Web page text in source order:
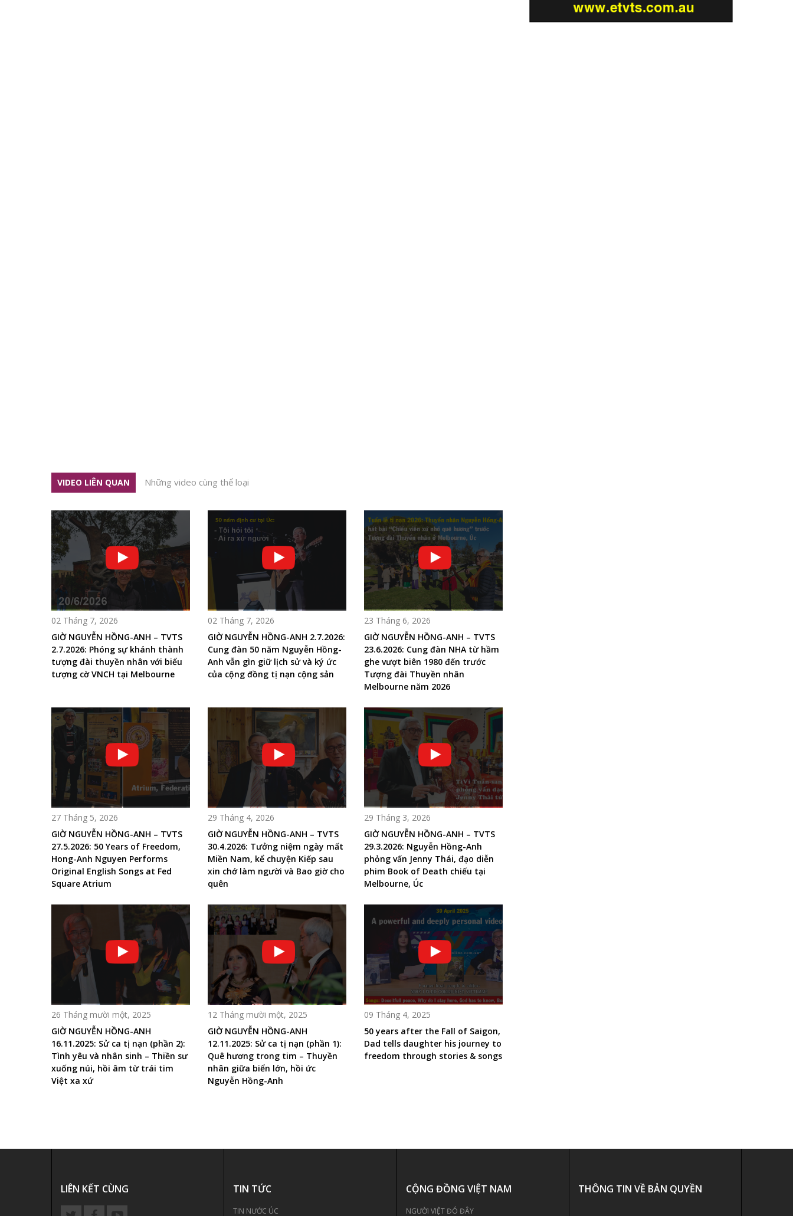
VIDEO LIÊN QUAN Những video cùng thể loại
02 Tháng 7, 2026
GIỜ NGUYỄN HỒNG-ANH – TVTS
2.7.2026: Phóng sự khánh thành
tượng đài thuyền nhân với biểu
tượng cờ VNCH tại Melbourne
02 Tháng 7, 2026
GIỜ NGUYỄN HỒNG-ANH 2.7.2026:
Cung đàn 50 năm Nguyễn Hồng-
Anh vẫn gìn giữ lịch sử và ký ức
của cộng đồng tị nạn cộng sản
23 Tháng 6, 2026
GIỜ NGUYỄN HỒNG-ANH – TVTS
23.6.2026: Cung đàn NHA từ hầm
ghe vượt biên 1980 đến trước
Tượng đài Thuyền nhân
Melbourne năm 2026
27 Tháng 5, 2026
GIỜ NGUYỄN HỒNG-ANH – TVTS
27.5.2026: 50 Years of Freedom,
Hong-Anh Nguyen Performs
Original English Songs at Fed
Square Atrium
29 Tháng 4, 2026
GIỜ NGUYỄN HỒNG-ANH – TVTS
30.4.2026: Tưởng niệm ngày mất
Miền Nam, kể chuyện Kiếp sau
xin chớ làm người và Bao giờ cho
quên
29 Tháng 3, 2026
GIỜ NGUYỄN HỒNG-ANH – TVTS
29.3.2026: Nguyễn Hồng-Anh
phỏng vấn Jenny Thái, đạo diễn
phim Book of Death chiếu tại
Melbourne, Úc
26 Tháng mười một, 2025
GIỜ NGUYỄN HỒNG-ANH
16.11.2025: Sử ca tị nạn (phần 2):
Tình yêu và nhân sinh – Thiền sư
xuống núi, hồi âm từ trái tim
Việt xa xứ
12 Tháng mười một, 2025
GIỜ NGUYỄN HỒNG-ANH
12.11.2025: Sử ca tị nạn (phần 1):
Quê hương trong tim – Thuyền
nhân giữa biển lớn, hồi ức
Nguyễn Hồng-Anh
09 Tháng 4, 2025
50 years after the Fall of Saigon,
Dad tells daughter his journey to
freedom through stories & songs
LIÊN KẾT CÙNG TIN TỨC
TIN NƯỚC ÚC
CỘNG ĐỒNG VIỆT NAM
NGƯỜI VIỆT ĐÓ ĐÂY
THÔNG TIN VỀ BẢN QUYỀN